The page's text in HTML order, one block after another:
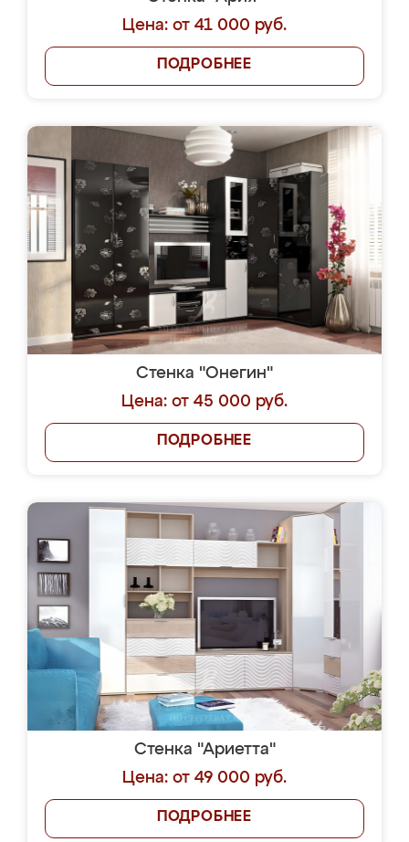
Цена: от 41 000 руб.
ПОДРОБНЕЕ
Стенка "Онегин"
Цена: от 45 000 руб.
ПОДРОБНЕЕ
Стенка "Ариетта"
Цена: от 49 000 руб.
ПОДРОБНЕЕ